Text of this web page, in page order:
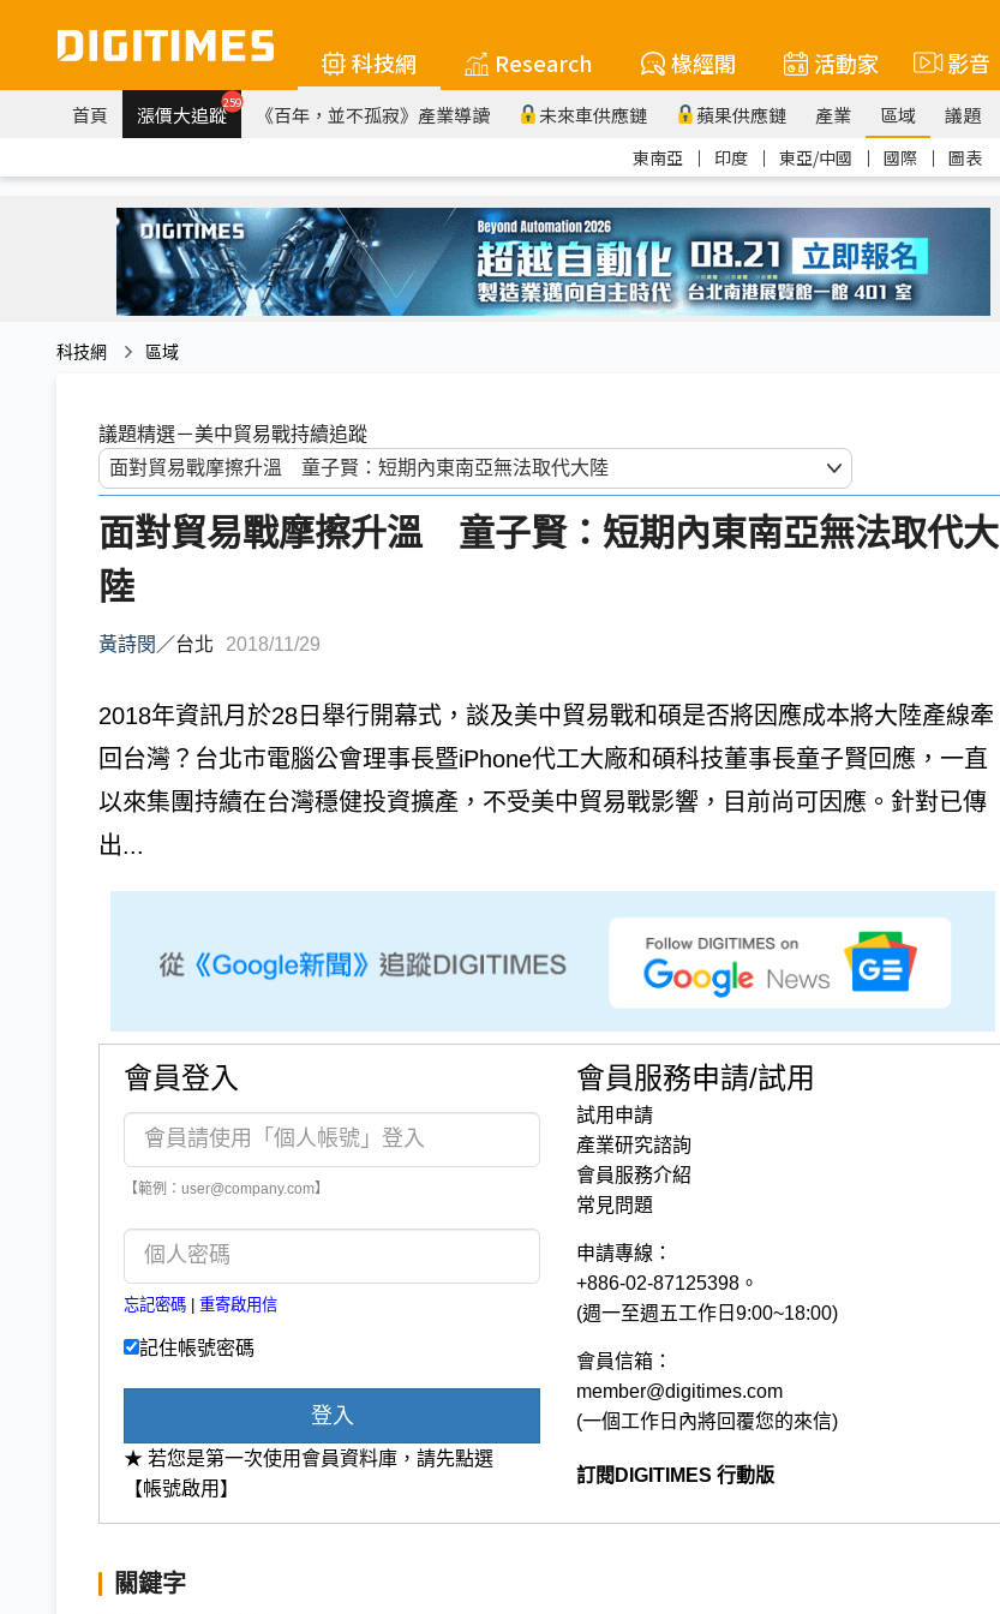
科技網 Research 椽經閣 活動家 影音
首頁 漲價大追蹤259 《百年，並不孤寂》產業導讀 未來車供應鏈 蘋果供應鏈 產業 區域 議題
東南亞 ｜ 印度 ｜ 東亞/中國 ｜ 國際 ｜ 圖表
科技網 區域
議題精選－美中貿易戰持續追蹤
面對貿易戰摩擦升溫 童子賢：短期內東南亞無法取代大
陸
黃詩閔 ／台北 2018/11/29
2018年資訊月於28日舉行開幕式，談及美中貿易戰和碩是否將因應成本將大陸產線牽
回台灣？台北市電腦公會理事長暨iPhone代工大廠和碩科技董事長童子賢回應，一直
以來集團持續在台灣穩健投資擴產，不受美中貿易戰影響，目前尚可因應。針對已傳
出...
會員登入
【範例：user@company.com】
忘記密碼 重寄啟用信
記住帳號密碼
登入
★ 若您是第一次使用會員資料庫，請先點選
【帳號啟用】
會員服務申請/試用
試用申請
產業研究諮詢
會員服務介紹
常見問題
申請專線：
+886-02-87125398。
(週一至週五工作日9:00~18:00)
會員信箱：
member@digitimes.com
(一個工作日內將回覆您的來信)
訂閱DIGITIMES 行動版
關鍵字